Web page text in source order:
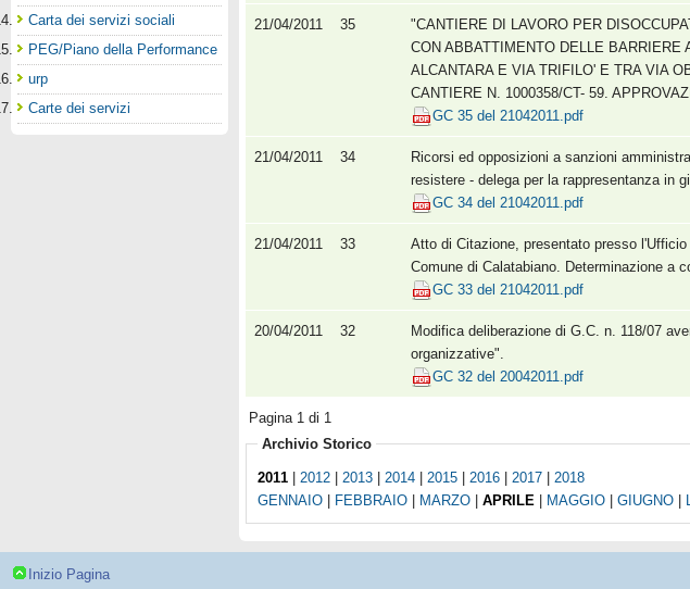
21/04/2011 35
"CANTIERE DI LAVORO PER
CON ABBATTIMENTO DELLE BARRIERE
ALCANTARA E VIA TRIFILO' E TRA VIA
CANTIERE N. 1000358/CT- 59.
GC 35 del 21042011.pdf
21/04/2011 34
Ricorsi ed opposizioni a sanzioni
resistere - delega per la rappresentanza in
GC 34 del 21042011.pdf
21/04/2011 33
Atto di Citazione, presentato presso
Comune di Calatabiano. Determinazione a
GC 33 del 21042011.pdf
20/04/2011 32
Modifica deliberazione di G.C. n. 118/07
organizzative".
GC 32 del 20042011.pdf
Pagina 1 di 1
Archivio Storico
2011 2012 2013 2014 2015 2016 2017
2018
GENNAIO
FEBBRAIO MARZO APRILE MAGGIO GIUGNO
Carta dei servizi sociali
PEG/Piano della Performance
urp
Carte dei servizi
Inizio Pagina